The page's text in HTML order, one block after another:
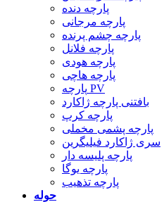
پارچه دنده
پارچه مرجانی
پارچه چشم پرنده
پارچه فلانل
پارچه هودی
پارچه هاچی
پارچه PV
بافتنی پارچه ژاکارد
پارچه کرپ
پارچه پشمی مخملی
سری ژاکارد فیلیگرین
پارچه پلیسه دار
پارچه یوگا
پارچه تذهیب
حوله